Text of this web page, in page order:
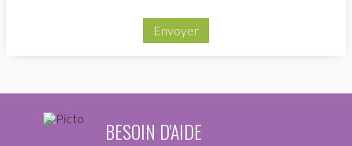
Envoyer
BESOIN D'AIDE